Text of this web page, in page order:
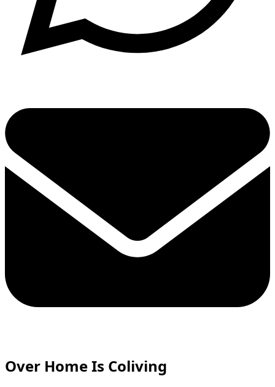
Over Home Is Coliving